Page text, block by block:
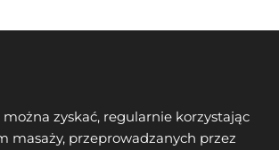
zyskać, regularnie korzystając
masaży, przeprowadzanych przez